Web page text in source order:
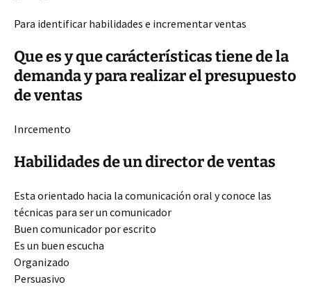
Para identificar habilidades e incrementar ventas
Que es y que carácterísticas tiene de la
demanda y para realizar el presupuesto
de ventas
Inrcemento
Habilidades de un director de ventas
Esta orientado hacia la comunicación oral y conoce las
técnicas para ser un comunicador
Buen comunicador por escrito
Es un buen escucha
Organizado
Persuasivo